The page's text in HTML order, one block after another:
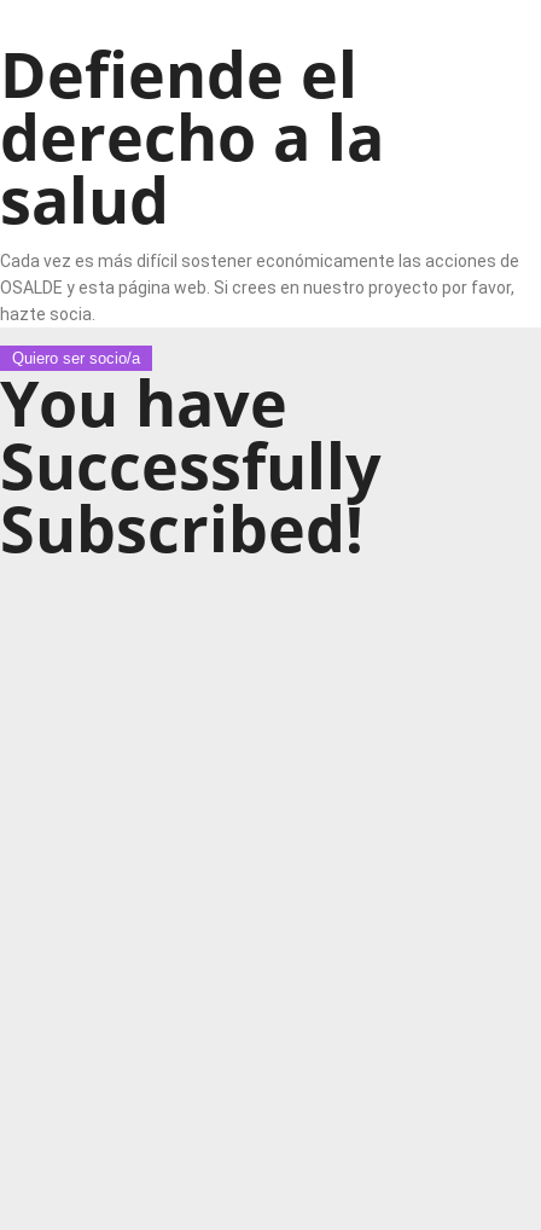
Defiende el
derecho a la
salud
Cada vez es más difícil sostener económicamente las acciones de
OSALDE y esta página web. Si crees en nuestro proyecto por favor,
hazte socia.
Quiero ser socio/a
You have
Successfully
Subscribed!